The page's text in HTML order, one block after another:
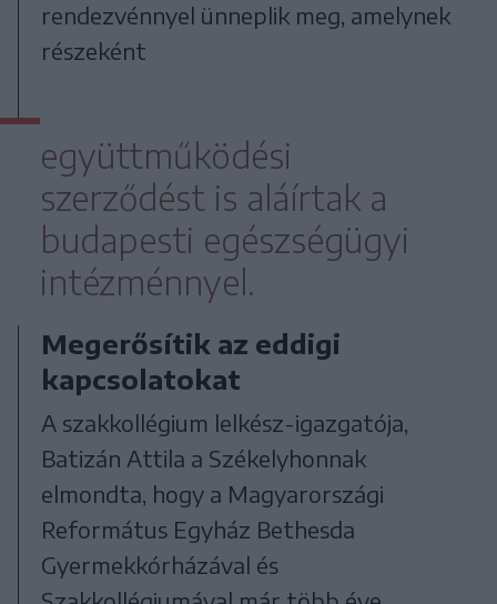
rendezvénnyel ünneplik meg, amelynek
részeként
együttműködési
szerződést is aláírtak a
budapesti egészségügyi
intézménnyel.
Megerősítik az eddigi
kapcsolatokat
A szakkollégium lelkész-igazgatója,
Batizán Attila a Székelyhonnak
elmondta, hogy a Magyarországi
Református Egyház Bethesda
Gyermekkórházával és